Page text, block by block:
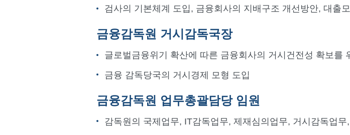
검사의 기본체계 도입, 금융회사의 지배구조 개선방안, 대출
금융감독원 거시감독국장
글로벌금융위기 확산에 따른 금융회사의 거시건전성 확보를
금융 감독당국의 거시경제 모형 도입
금융감독원 업무총괄담당 임원
감독원의 국제업무, IT감독업무, 제재심의업무, 거시감독업